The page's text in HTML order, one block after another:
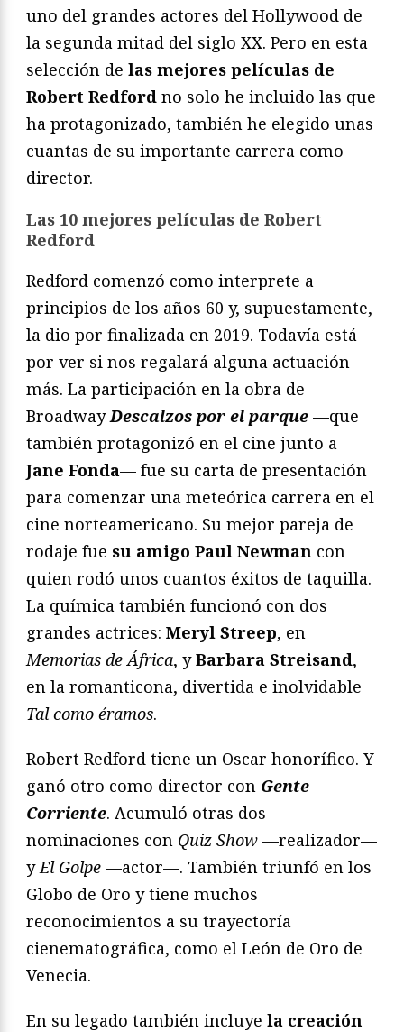
uno del grandes actores del Hollywood de
la segunda mitad del siglo XX. Pero en esta
selección de las mejores películas de
Robert Redford no solo he incluido las que
ha protagonizado, también he elegido unas
cuantas de su importante carrera como
director.
Las 10 mejores películas de Robert
Redford
Redford comenzó como interprete a
principios de los años 60 y, supuestamente,
la dio por finalizada en 2019. Todavía está
por ver si nos regalará alguna actuación
más. La participación en la obra de
BroadwayDescalzos por el parque —que
también protagonizó en el cine junto a
Jane Fonda— fue su carta de presentación
para comenzar una meteórica carrera en el
cine norteamericano. Su mejor pareja de
rodaje fue su amigo Paul Newman con
quien rodó unos cuantos éxitos de taquilla.
La química también funcionó con dos
grandes actrices: Meryl Streep, en
Memorias de África, yBarbara Streisand,
en la romanticona, divertida e inolvidable
Tal como éramos.
Robert Redford tiene un Oscar honorífico. Y
ganó otro como director con Gente
Corriente. Acumuló otras dos
nominaciones con Quiz Show —realizador—
y El Golpe —actor—. También triunfó en los
Globo de Oro y tiene muchos
reconocimientos a su trayectoría
cienematográfica, como el León de Oro de
Venecia.
En su legado también incluye la creación